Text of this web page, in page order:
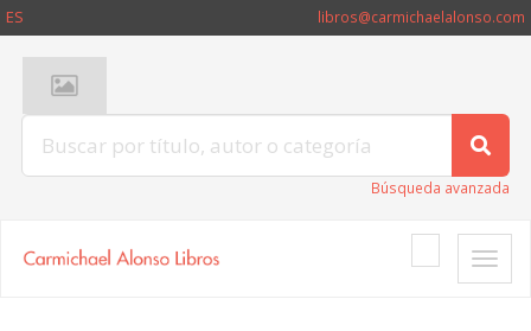
ES libros@carmichaelalonso.com
Búsqueda avanzada
Toggle